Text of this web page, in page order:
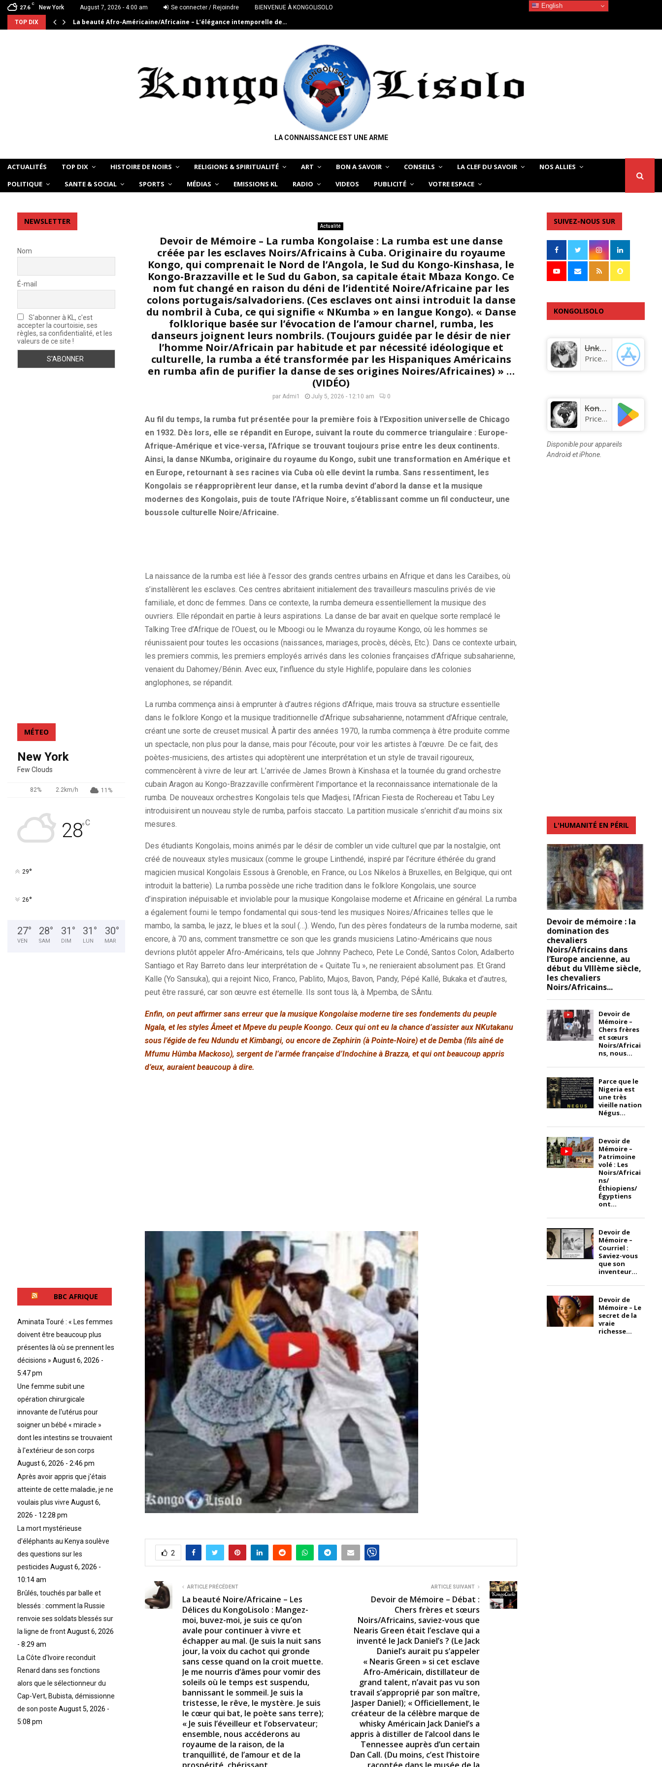
27.6
C
New York August 7, 2026 - 4:00 am Se connecter / Rejoindre BIENVENUE À KONGOLISOLO
TOP DIX La beauté Afro-Américaine/Africaine – L’élégance intemporelle de…
LA CONNAISSANCE EST UNE ARME
ACTUALITÉS TOP DIX HISTOIRE DE NOIRS RELIGIONS & SPIRITUALITÉ ART BON A SAVOIR CONSEILS LA CLEF DU SAVOIR
NOS ALLIES
POLITIQUE
SANTE & SOCIAL SPORTS MÉDIAS EMISSIONS KL RADIO VIDEOS PUBLICITÉ VOTRE ESPACE
Actualité
Devoir de Mémoire – La rumba Kongolaise : La rumba est une danse
créée par les esclaves Noirs/Africains à Cuba. Originaire du royaume
Kongo, qui comprenait le Nord de l’Angola, le Sud du Kongo-Kinshasa, le
Kongo-Brazzaville et le Sud du Gabon, sa capitale était Mbaza Kongo. Ce
nom fut changé en raison du déni de l’identité Noire/Africaine par les
colons portugais/salvadoriens. (Ces esclaves ont ainsi introduit la danse
du nombril à Cuba, ce qui signifie « NKumba » en langue Kongo). « Danse
folklorique basée sur l’évocation de l’amour charnel, rumba, les
danseurs joignent leurs nombrils. (Toujours guidée par le désir de nier
l’homme Noir/Africain par habitude et par nécessité idéologique et
culturelle, la rumba a été transformée par les Hispaniques Américains
en rumba afin de purifier la danse de ses origines Noires/Africaines) » …
(VIDÉO)
par Admi1 July 5, 2026 - 12:10 am 0
Au fil du temps, la rumba fut présentée pour la première fois à l’Exposition universelle de Chicago
en 1932. Dès lors, elle se répandit en Europe, suivant la route du commerce triangulaire : Europe-
Afrique-Amérique et vice-versa, l’Afrique se trouvant toujours prise entre les deux continents.
Ainsi, la danse NKumba, originaire du royaume du Kongo, subit une transformation en Amérique et
en Europe, retournant à ses racines via Cuba où elle devint la rumba. Sans ressentiment, les
Kongolais se réapproprièrent leur danse, et la rumba devint d’abord la danse et la musique
modernes des Kongolais, puis de toute l’Afrique Noire, s’établissant comme un fil conducteur, une
boussole culturelle Noire/Africaine.
La naissance de la rumba est liée à l’essor des grands centres urbains en Afrique et dans les Caraïbes, où
s’installèrent les esclaves. Ces centres abritaient initialement des travailleurs masculins privés de vie
familiale, et donc de femmes. Dans ce contexte, la rumba demeura essentiellement la musique des
ouvriers. Elle répondait en partie à leurs aspirations. La danse de bar avait en quelque sorte remplacé le
Talking Tree d’Afrique de l’Ouest, ou le Mboogi ou le Mwanza du royaume Kongo, où les hommes se
réunissaient pour toutes les occasions (naissances, mariages, procès, décès, Etc.). Dans ce contexte urbain,
les premiers commis, les premiers employés arrivés dans les colonies françaises d’Afrique subsaharienne,
venaient du Dahomey/Bénin. Avec eux, l’influence du style Highlife, populaire dans les colonies
anglophones, se répandit.
La rumba commença ainsi à emprunter à d’autres régions d’Afrique, mais trouva sa structure essentielle
dans le folklore Kongo et la musique traditionnelle d’Afrique subsaharienne, notamment d’Afrique centrale,
créant une sorte de creuset musical. À partir des années 1970, la rumba commença à être produite comme
un spectacle, non plus pour la danse, mais pour l’écoute, pour voir les artistes à l’œuvre. De ce fait, des
poètes-musiciens, des artistes qui adoptèrent une interprétation et un style de travail rigoureux,
commencèrent à vivre de leur art. L’arrivée de James Brown à Kinshasa et la tournée du grand orchestre
cubain Aragon au Kongo-Brazzaville confirmèrent l’importance et la reconnaissance internationale de la
rumba. De nouveaux orchestres Kongolais tels que Madjesi, l’African Fiesta de Rochereau et Tabu Ley
introduisirent un nouveau style de rumba, parfois staccato. La partition musicale s’enrichit d’au moins six
mesures.
Des étudiants Kongolais, moins animés par le désir de combler un vide culturel que par la nostalgie, ont
créé de nouveaux styles musicaux (comme le groupe Linthendé, inspiré par l’écriture éthérée du grand
magicien musical Kongolais Essous à Grenoble, en France, ou Los Nikelos à Bruxelles, en Belgique, qui ont
introduit la batterie). La rumba possède une riche tradition dans le folklore Kongolais, une source
d’inspiration inépuisable et inviolable pour la musique Kongolaise moderne et Africaine en général. La rumba
a également fourni le tempo fondamental qui sous-tend les musiques Noires/Africaines telles que le
mambo, la samba, le jazz, le blues et la soul (…). Wendo, l’un des pères fondateurs de la rumba moderne, sait
encore, à 70 ans, comment transmettre ce son que les grands musiciens Latino-Américains que nous
devrions plutôt appeler Afro-Américains, tels que Johnny Pacheco, Pete Le Condé, Santos Colon, Adalberto
Santiago et Ray Barreto dans leur interprétation de « Quitate Tu », ne renieraient absolument pas. Et Grand
Kalle (Yo Sansuka), qui a rejoint Nico, Franco, Pablito, Mujos, Bavon, Pandy, Pépé Kallé, Bukaka et d’autres,
peut être rassuré, car son œuvre est éternelle. Ils sont tous là, à Mpemba, de SÂntu.
Enfin, on peut affirmer sans erreur que la musique Kongolaise moderne tire ses fondements du peuple
Ngala, et les styles Âmeet et Mpeve du peuple Koongo. Ceux qui ont eu la chance d’assister aux NKutakanu
sous l’égide de feu Ndundu et Kimbangi, ou encore de Zephirin (à Pointe-Noire) et de Demba (fils aîné de
Mfumu Hûmba Mackoso), sergent de l’armée française d’Indochine à Brazza, et qui ont beaucoup appris
d’eux, auraient beaucoup à dire.
2
ARTICLE PRÉCÉDENT
La beauté Noire/Africaine – Les
Délices du KongoLisolo : Mangez-
moi, buvez-moi, je suis ce qu’on
avale pour continuer à vivre et
échapper au mal. (Je suis la nuit sans
jour, la voix du cachot qui gronde
sans cesse quand on la croit muette.
Je me nourris d’âmes pour vomir des
soleils où le temps est suspendu,
bannissant le sommeil. Je suis la
tristesse, le rêve, le mystère. Je suis
le cœur qui bat, le poète sans terre);
« Je suis l’éveilleur et l’observateur;
ensemble, nous accéderons au
royaume de la raison, de la
tranquillité, de l’amour et de la
ARTICLE SUIVANT
Devoir de Mémoire – Débat :
Chers frères et sœurs
Noirs/Africains, saviez-vous que
Nearis Green était l’esclave qui a
inventé le Jack Daniel’s ? (Le Jack
Daniel’s aurait pu s’appeler
« Nearis Green » si cet esclave
Afro-Américain, distillateur de
grand talent, n’avait pas vu son
travail s’approprié par son maître,
Jasper Daniel); « Officiellement, le
créateur de la célèbre marque de
whisky Américain Jack Daniel’s a
appris à distiller de l’alcool dans le
Tennessee auprès d’un certain
Dan Call. (Du moins, c’est l’histoire
NEWSLETTER
Nom
É-mail
S'abonner à KL, c'est
accepter la courtoisie, ses
règles, sa confidentialité, et les
valeurs de ce site !
MÉTEO
New York
Few Clouds
82% 2.2km/h 11%
28°C
29°
26°
27°
VEN
28°
SAM
31 °
DIM
31 °
LUN
30°
MAR
BBC AFRIQUE
Aminata Touré : « Les femmes
doivent être beaucoup plus
présentes là où se prennent les
décisions » August 6, 2026 -
5:47 pm
Une femme subit une
opération chirurgicale
innovante de l'utérus pour
soigner un bébé « miracle »
dont les intestins se trouvaient
à l'extérieur de son corps
August 6, 2026 - 2:46 pm
Après avoir appris que j'étais
atteinte de cette maladie, je ne
voulais plus vivre August 6,
2026 - 12:28 pm
La mort mystérieuse
d'éléphants au Kenya soulève
des questions sur les
pesticides August 6, 2026 -
10:14 am
Brûlés, touchés par balle et
blessés : comment la Russie
renvoie ses soldats blessés sur
la ligne de frontAugust 6, 2026
- 8:29 am
La Côte d'Ivoire reconduit
Renard dans ses fonctions
alors que le sélectionneur du
Cap-Vert, Bubista, démissionne
de son poste August 5, 2026 -
5:08 pm
SUIVEZ-NOUS SUR
KONGOLISOLO
Unknown app
Price:Free
KongoLisolo
Price:Free
Disponible pour appareils
Android et iPhone.
L'HUMANITÉ EN PÉRIL
Devoir de mémoire : la
domination des
chevaliers
Noirs/Africains dans
l’Europe ancienne, au
début du VIIIème siècle,
les chevaliers
Noirs/Africains...
Devoir de
Mémoire –
Chers frères
et sœurs
Noirs/Africai
ns, nous...
Parce que le
Nigeria est
une très
vieille nation
Négus...
Devoir de
Mémoire –
Patrimoine
volé : Les
Noirs/Africai
ns/
Éthiopiens/
Égyptiens
ont...
Devoir de
Mémoire –
Courriel :
Saviez-vous
que son
inventeur...
Devoir de
Mémoire – Le
secret de la
vraie
richesse...
English